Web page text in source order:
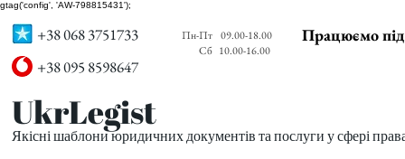
gtag('config', 'AW-798815431');
+38 068 3751733
+38 095 8598647
Пн-Пт
Сб
09.00-18.00
10.00-16.00
Працюємо
UkrLegist
Якісні шаблони юридичних документів та послуги у сфері